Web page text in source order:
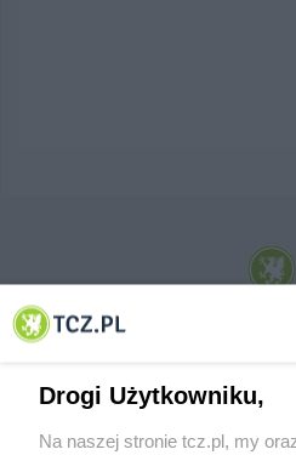
© 2001-2026 Tczew - TCZ.PL Sp. z o.o.
Drogi Użytkowniku,
Na naszej stronie tcz.pl, my